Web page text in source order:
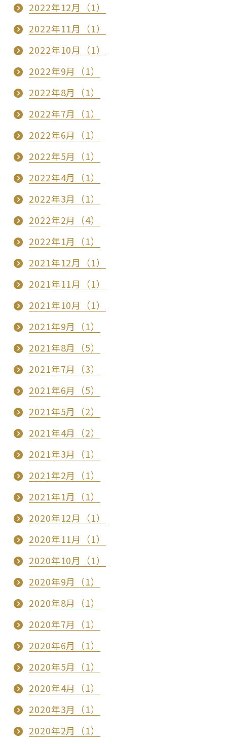
2022年12月（1）
2022年11月（1）
2022年10月（1）
2022年9月（1）
2022年8月（1）
2022年7月（1）
2022年6月（1）
2022年5月（1）
2022年4月（1）
2022年3月（1）
2022年2月（4）
2022年1月（1）
2021年12月（1）
2021年11月（1）
2021年10月（1）
2021年9月（1）
2021年8月（5）
2021年7月（3）
2021年6月（5）
2021年5月（2）
2021年4月（2）
2021年3月（1）
2021年2月（1）
2021年1月（1）
2020年12月（1）
2020年11月（1）
2020年10月（1）
2020年9月（1）
2020年8月（1）
2020年7月（1）
2020年6月（1）
2020年5月（1）
2020年4月（1）
2020年3月（1）
2020年2月（1）